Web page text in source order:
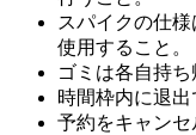
スパイクの仕
使用すること。
ゴミは各自持ち
時間枠内に退出
予約をキャン